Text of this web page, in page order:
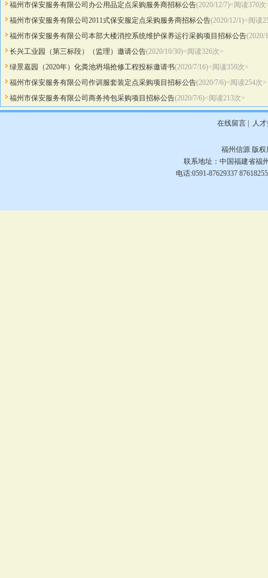
福州市保安服务有限公司办公用品定点采购服务商招标公告(2020/12/7)<阅读370次
福州市保安服务有限公司2011式保安服定点采购服务商招标公告(2020/12/1)<阅读
福州市保安服务有限公司本部大楼消控系统维护保养运行采购项目招标公告(2020/
长兴工业园（第三标段）（监理）邀请公告(2020/10/30)<阅读326次>
绿景嘉园（2020年）化粪池坍塌抢修工程投标邀请书(2020/7/16)<阅读359次>
福州市保安服务有限公司作训服套装定点采购项目招标公告(2020/7/6)<阅读254次>
福州市保安服务有限公司商务挎包采购项目招标公告(2020/7/6)<阅读213次>
在线留言| 人
福州信源 版权
联系地址：中国福建省福
电话:0591-87629337